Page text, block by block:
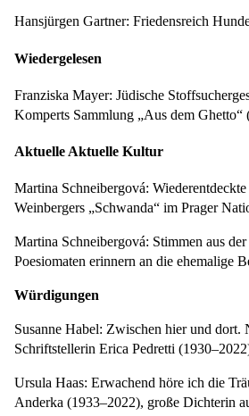
Hansjürgen Gartner: Friedensreich
Wiedergelesen
Franziska Mayer: Jüdische
Komperts Sammlung „Aus dem Ghetto“
Aktuelle Aktuelle Kultur
Martina Schneibergová:
Weinbergers „Schwanda“ im Prager
Martina Schneibergová: Stimmen aus
Poesiomaten erinnern an die ehemalige
Würdigungen
Susanne Habel: Zwischen hier und dort.
Schriftstellerin Erica Pedretti
Ursula Haas: Erwachend höre ich die
Anderka (1933–2022), große Dichterin